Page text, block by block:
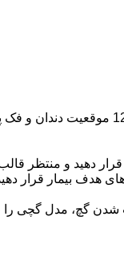
دهید و منتظر
هدف بیمار قرار
گچ، مدل گچی را